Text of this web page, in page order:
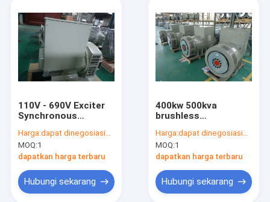
110V - 690V Exciter
Synchronous
alternators for
Cummins generator
Harga:dapat dinegosiasikan
MOQ:1
dapatkan harga terbaru
Hubungi sekarang
400kw 500kva
brushless
3 phase 50HZ /
1500rpm , single
bearing alternator
Harga:dapat dinegosiasikan
MOQ:1
dapatkan harga terbaru
Hubungi sekarang